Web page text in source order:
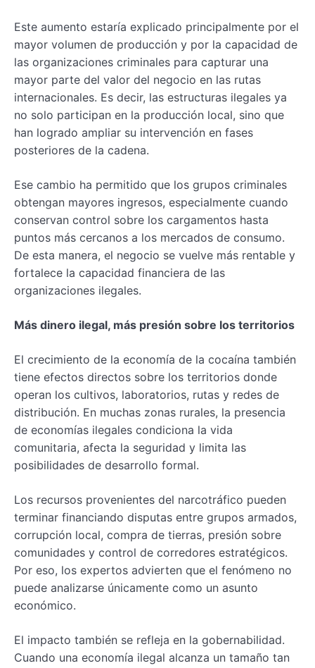
Este aumento estaría explicado principalmente por el
mayor volumen de producción y por la capacidad de
las organizaciones criminales para capturar una
mayor parte del valor del negocio en las rutas
internacionales. Es decir, las estructuras ilegales ya
no solo participan en la producción local, sino que
han logrado ampliar su intervención en fases
posteriores de la cadena.
Ese cambio ha permitido que los grupos criminales
obtengan mayores ingresos, especialmente cuando
conservan control sobre los cargamentos hasta
puntos más cercanos a los mercados de consumo.
De esta manera, el negocio se vuelve más rentable y
fortalece la capacidad financiera de las
organizaciones ilegales.
Más dinero ilegal, más presión sobre los territorios
El crecimiento de la economía de la cocaína también
tiene efectos directos sobre los territorios donde
operan los cultivos, laboratorios, rutas y redes de
distribución. En muchas zonas rurales, la presencia
de economías ilegales condiciona la vida
comunitaria, afecta la seguridad y limita las
posibilidades de desarrollo formal.
Los recursos provenientes del narcotráfico pueden
terminar financiando disputas entre grupos armados,
corrupción local, compra de tierras, presión sobre
comunidades y control de corredores estratégicos.
Por eso, los expertos advierten que el fenómeno no
puede analizarse únicamente como un asunto
económico.
El impacto también se refleja en la gobernabilidad.
Cuando una economía ilegal alcanza un tamaño tan